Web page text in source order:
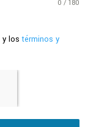
0 / 180
y lostérminos y